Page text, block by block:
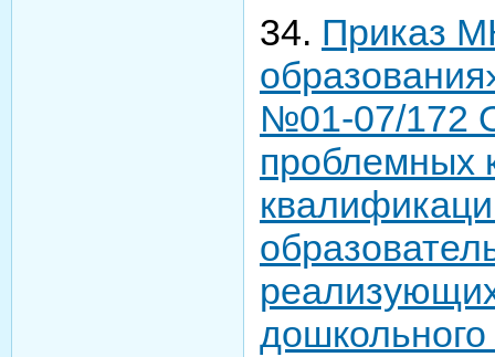
34. Приказ
№01-07/172
проблемных